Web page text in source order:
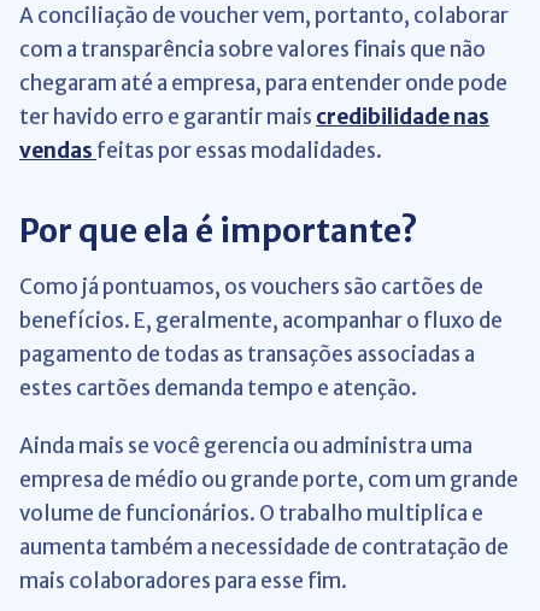
A conciliação de voucher vem, portanto, colaborar
com a transparência sobre valores finais que não
chegaram até a empresa, para entender onde pode
ter havido erro e garantir mais credibilidade nas
vendas feitas por essas modalidades.
Por que ela é importante?
Como já pontuamos, os vouchers são cartões de
benefícios. E, geralmente, acompanhar o fluxo de
pagamento de todas as transações associadas a
estes cartões demanda tempo e atenção.
Ainda mais se você gerencia ou administra uma
empresa de médio ou grande porte, com um grande
volume de funcionários. O trabalho multiplica e
aumenta também a necessidade de contratação de
mais colaboradores para esse fim.